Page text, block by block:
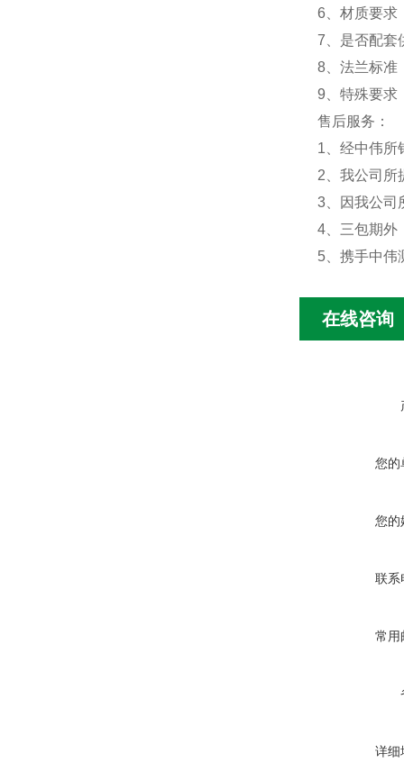
6、材质要求
7、是否配套
8、法兰标准
9、特殊要求
售后服务：
1、经中伟所
2、我公司所
3、因我公司
4、三包期外
5、携手中伟
在线咨询
您的
您的
联系
常用
详细